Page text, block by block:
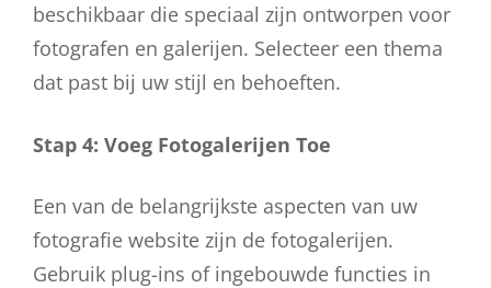
beschikbaar die speciaal zijn ontworpen voor
fotografen en galerijen. Selecteer een thema
dat past bij uw stijl en behoeften.
Stap 4: Voeg Fotogalerijen Toe
Een van de belangrijkste aspecten van uw
fotografie website zijn de fotogalerijen.
Gebruik plug-ins of ingebouwde functies in